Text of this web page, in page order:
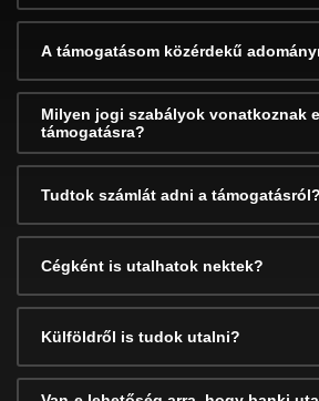
A támogatásom közérdekű
Milyen jogi szabályok vonatkoznak
támogatásra?
Tudtok számlát adni a támogatásról?
Cégként is utalhatok nektek?
Külföldről is tudok utalni?